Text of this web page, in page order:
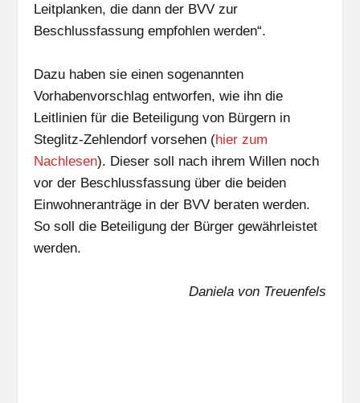
Leitplanken, die dann der BVV zur
Beschlussfassung empfohlen werden“.
Dazu haben sie einen sogenannten
Vorhabenvorschlag entworfen, wie ihn die
Leitlinien für die Beteiligung von Bürgern in
Steglitz-Zehlendorf vorsehen (hier zum
Nachlesen). Dieser soll nach ihrem Willen noch
vor der Beschlussfassung über die beiden
Einwohneranträge in der BVV beraten werden.
So soll die Beteiligung der Bürger gewährleistet
werden.
Daniela von Treuenfels